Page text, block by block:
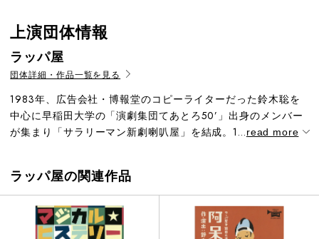
上演団体情報
ラッパ屋
団体詳細・作品一覧を見る
1983年、広告会社・博報堂のコピーライターだった鈴木聡を
中心に早稲田大学の「演劇集団てあとろ50’」出身のメンバー
が集まり「サラリーマン新劇喇叭屋」を結成。1...read more
ラッパ屋の関連作品